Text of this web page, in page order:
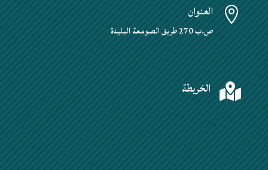
 العنوان
ص.ب 270 طريق الصومعة البليدة
 الخريطة